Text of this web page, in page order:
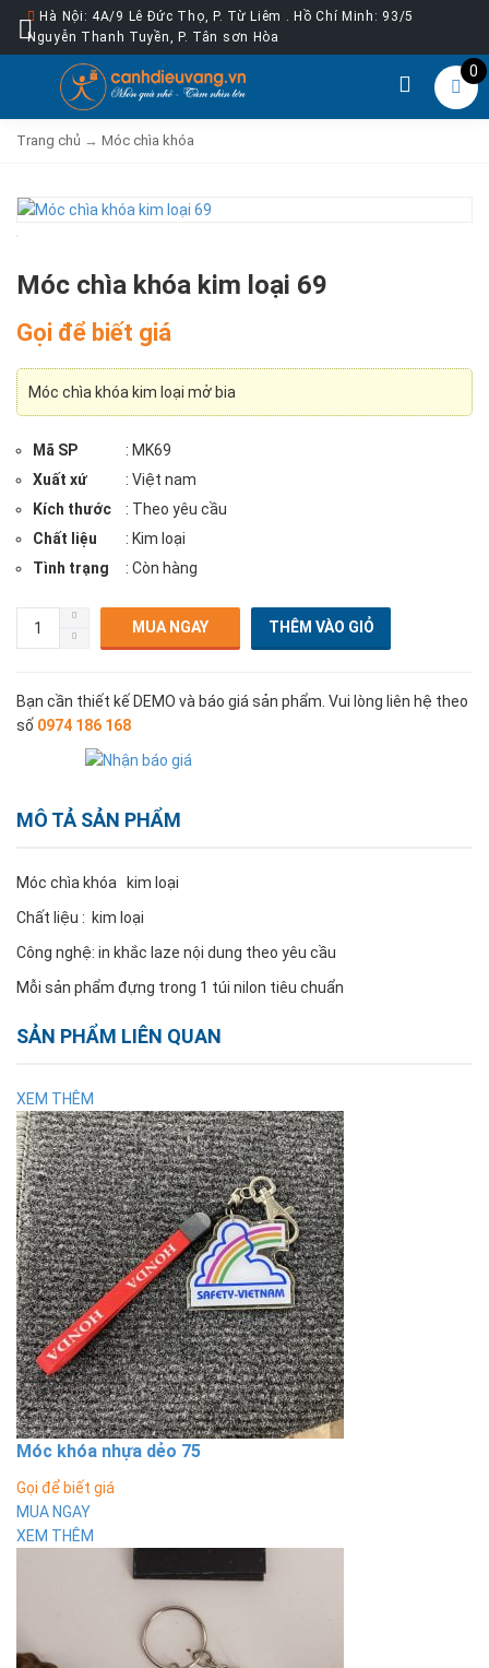
Hà Nội: 4A/9 Lê Đức Thọ, P. Từ Liêm . Hồ Chí Minh: 93/5
Nguyễn Thanh Tuyền, P. Tân sơn Hòa
0
Trang chủ → Móc chìa khóa
Móc chìa khóa kim loại 69
Gọi để biết giá
Móc chìa khóa kim loại mở bia
Mã SP
: MK69
Xuất xứ
: Việt nam
Kích thước
: Theo yêu cầu
Chất liệu
: Kim loại
Tình trạng
: Còn hàng
MUA NGAY
Bạn cần thiết kế DEMO và báo giá sản phẩm. Vui lòng liên hệ theo
số 0974 186 168
MÔ TẢ SẢN PHẨM
Móc chìa khóa kim loại
Chất liệu : kim loại
Công nghệ: in khắc laze nội dung theo yêu cầu
Mỗi sản phẩm đựng trong 1 túi nilon tiêu chuẩn
SẢN PHẨM LIÊN QUAN
XEM THÊM
Móc khóa nhựa dẻo 75
Gọi để biết giá
MUA NGAY
XEM THÊM